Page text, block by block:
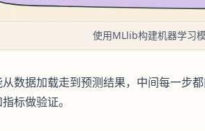
使用MLlib构建机器学习
数据加载走到预测结果，中间每一步
标做验证。